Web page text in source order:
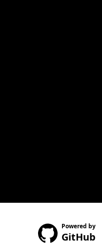
Powered by
GitHub